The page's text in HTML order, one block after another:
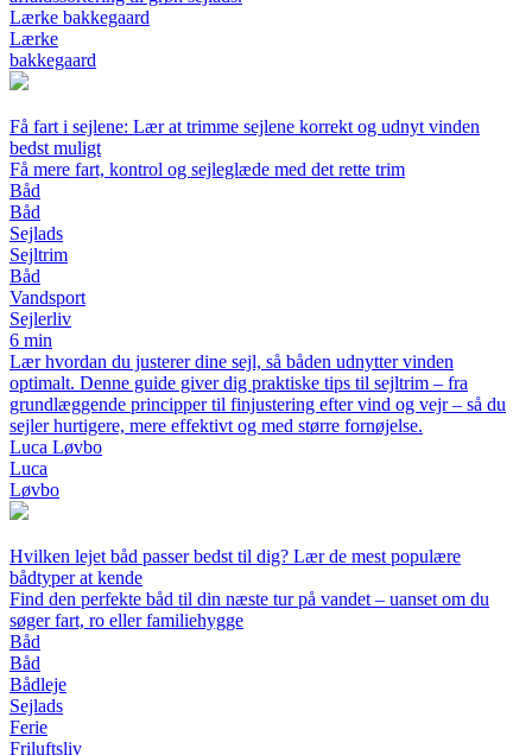
Lærke bakkegaard
Lærke
bakkegaard
Få fart i sejlene: Lær at trimme sejlene korrekt og udnyt vinden
bedst muligt
Få mere fart, kontrol og sejleglæde med det rette trim
Båd
Båd
Sejlads
Sejltrim
Båd
Vandsport
Sejlerliv
6 min
Lær hvordan du justerer dine sejl, så båden udnytter vinden
optimalt. Denne guide giver dig praktiske tips til sejltrim – fra
grundlæggende principper til finjustering efter vind og vejr – så du
sejler hurtigere, mere effektivt og med større fornøjelse.
Luca Løvbo
Luca
Løvbo
Hvilken lejet båd passer bedst til dig? Lær de mest populære
bådtyper at kende
Find den perfekte båd til din næste tur på vandet – uanset om du
søger fart, ro eller familiehygge
Båd
Båd
Bådleje
Sejlads
Ferie
Friluftsliv